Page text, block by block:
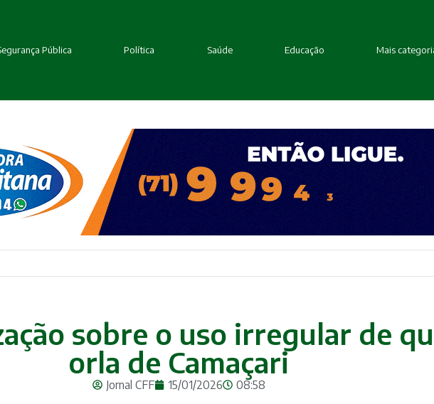
Pública Política Saúde Educação Mais
sobre o uso irregular de
orla de Camaçari
Jornal CFF 15/01/2026 08:58